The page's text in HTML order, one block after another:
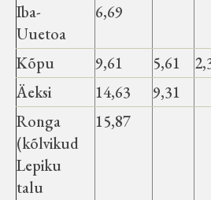
Iba-
Uuetoa
6,69
Kõpu 9,61 5,61
Äeksi
14,63 9,31
Ronga
(kõlvikud
Lepiku
talu
15,87